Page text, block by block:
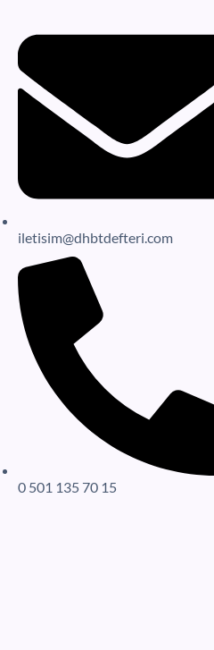
iletisim@dhbtdefteri.com
0 501 135 70 15